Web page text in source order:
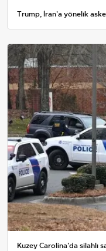
Trump, İran'a yönelik
Kuzey Carolina’da silahlı